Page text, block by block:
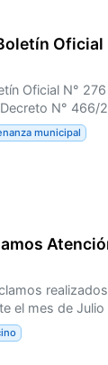
Oficial
Oficial N°
N° 466/
municipal
el mes de